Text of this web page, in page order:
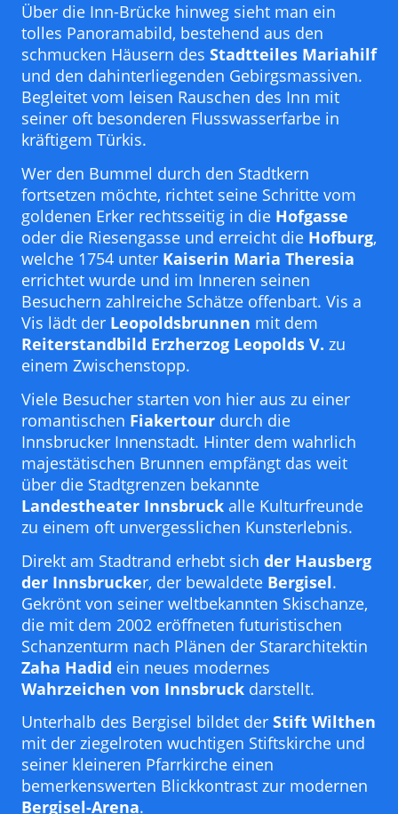
Über die Inn-Brücke hinweg sieht man ein
tolles Panoramabild, bestehend aus den
schmucken Häusern des Stadtteiles Mariahilf
und den dahinterliegenden Gebirgsmassiven.
Begleitet vom leisen Rauschen des Inn mit
seiner oft besonderen Flusswasserfarbe in
kräftigem Türkis.
Wer den Bummel durch den Stadtkern
fortsetzen möchte, richtet seine Schritte vom
goldenen Erker rechtsseitig in die Hofgasse
oder die Riesengasse und erreicht die Hofburg,
welche 1754 unter Kaiserin Maria Theresia
errichtet wurde und im Inneren seinen
Besuchern zahlreiche Schätze offenbart. Vis a
Vis lädt der Leopoldsbrunnen mit dem
Reiterstandbild Erzherzog Leopolds V. zu
einem Zwischenstopp.
Viele Besucher starten von hier aus zu einer
romantischen Fiakertour durch die
Innsbrucker Innenstadt. Hinter dem wahrlich
majestätischen Brunnen empfängt das weit
über die Stadtgrenzen bekannte
Landestheater Innsbruck alle Kulturfreunde
zu einem oft unvergesslichen Kunsterlebnis.
Direkt am Stadtrand erhebt sich der Hausberg
der Innsbrucker, der bewaldete Bergisel.
Gekrönt von seiner weltbekannten Skischanze,
die mit dem 2002 eröffneten futuristischen
Schanzenturm nach Plänen der Stararchitektin
Zaha Hadid ein neues modernes
Wahrzeichen von Innsbruck darstellt.
Unterhalb des Bergisel bildet der Stift Wilthen
mit der ziegelroten wuchtigen Stiftskirche und
seiner kleineren Pfarrkirche einen
bemerkenswerten Blickkontrast zur modernen
Bergisel-Arena.